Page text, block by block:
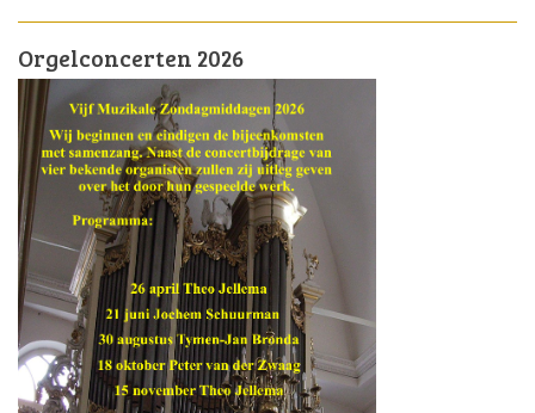
Orgelconcerten 2026